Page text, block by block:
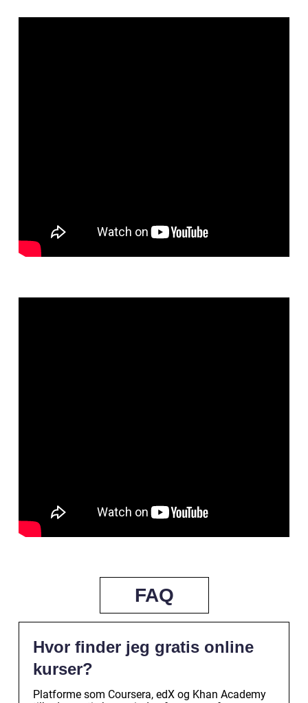
FAQ
Hvor finder jeg gratis online
kurser?
Platforme som Coursera, edX og Khan Academy